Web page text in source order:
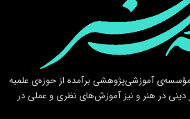
آموزشى‌پژوهشى برآمده از حوزه‌ی علميه
در هنر و نيز آموزش‌هاى نظرى و عملى در